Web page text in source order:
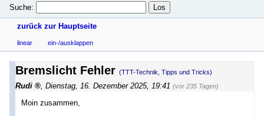
Suche:
zurück zur Hauptseite
linear ein-/ausklappen
Bremslicht Fehler (TTT-Technik, Tipps und Tricks)
Rudi Dienstag, 16. Dezember 2025, 19:41 (vor 235 Tagen)
Moin zusammen,